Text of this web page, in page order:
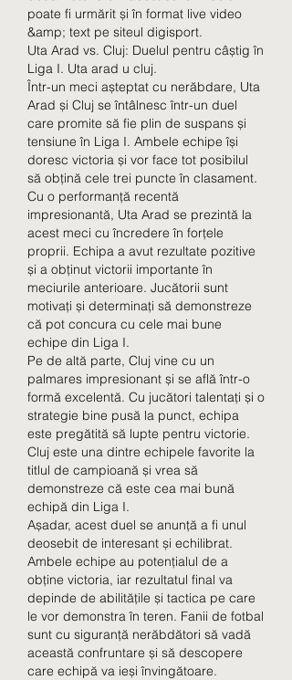
poate fi urmărit și în format live video
&amp; text pe siteul digisport.
Uta Arad vs. Cluj: Duelul pentru câștig în
Liga I. Uta arad u cluj.
Într-un meci așteptat cu nerăbdare, Uta
Arad și Cluj se întâlnesc într-un duel
care promite să fie plin de suspans și
tensiune în Liga I. Ambele echipe își
doresc victoria și vor face tot posibilul
să obțină cele trei puncte în clasament.
Cu o performanță recentă
impresionantă, Uta Arad se prezintă la
acest meci cu încredere în forțele
proprii. Echipa a avut rezultate pozitive
și a obținut victorii importante în
meciurile anterioare. Jucătorii sunt
motivați și determinați să demonstreze
că pot concura cu cele mai bune
echipe din Liga I.
Pe de altă parte, Cluj vine cu un
palmares impresionant și se află într-o
formă excelentă. Cu jucători talentați și o
strategie bine pusă la punct, echipa
este pregătită să lupte pentru victorie.
Cluj este una dintre echipele favorite la
titlul de campioană și vrea să
demonstreze că este cea mai bună
echipă din Liga I.
Așadar, acest duel se anunță a fi unul
deosebit de interesant și echilibrat.
Ambele echipe au potențialul de a
obține victoria, iar rezultatul final va
depinde de abilitățile și tactica pe care
le vor demonstra în teren. Fanii de fotbal
sunt cu siguranță nerăbdători să vadă
această confruntare și să descopere
care echipă va ieși învingătoare.